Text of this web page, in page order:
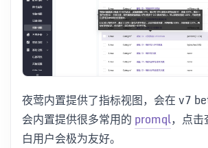
夜莺内置提供了指标视图，会在 v7
会内置提供很多常用的 promql，点
白用户会极为友好。